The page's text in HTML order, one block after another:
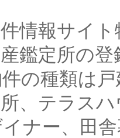
情報サイト
鑑定所の
の種類は
、テラス
ナー、田